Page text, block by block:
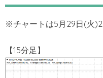
※チャートは5月29日(火
【15分足】